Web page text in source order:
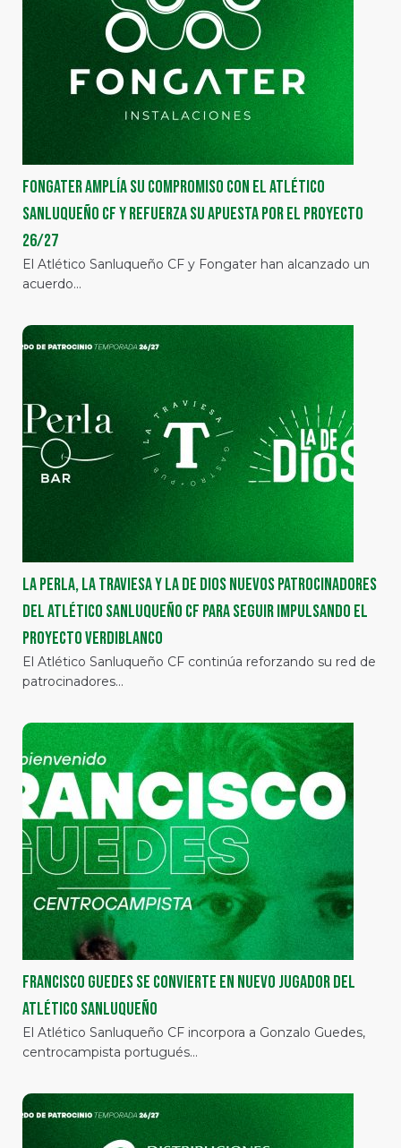
Fongater amplía su compromiso con el Atlético
Sanluqueño CF y refuerza su apuesta por el proyecto
26/27
El Atlético Sanluqueño CF y Fongater han alcanzado un
acuerdo…
La Perla, La Traviesa y La de Dios nuevos patrocinadores
del Atlético Sanluqueño CF para seguir impulsando el
proyecto verdiblanco
El Atlético Sanluqueño CF continúa reforzando su red de
patrocinadores…
Francisco Guedes se convierte en nuevo jugador del
Atlético Sanluqueño
El Atlético Sanluqueño CF incorpora a Gonzalo Guedes,
centrocampista portugués…